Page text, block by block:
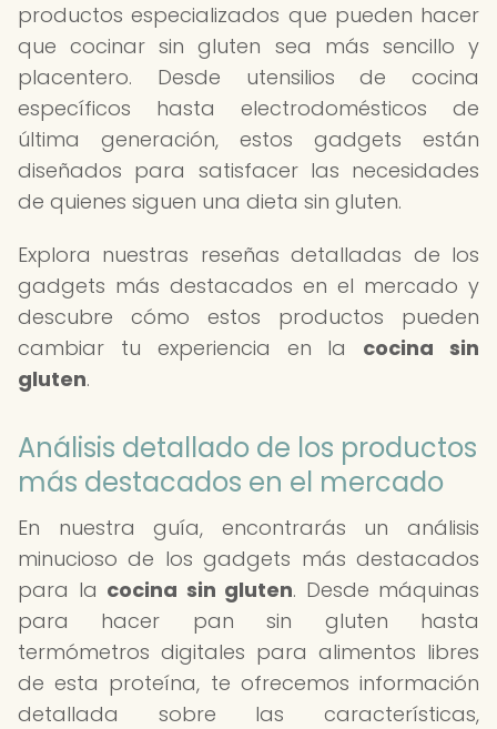
productos especializados que pueden hacer
que cocinar sin gluten sea más sencillo y
placentero. Desde utensilios de cocina
específicos hasta electrodomésticos de
última generación, estos gadgets están
diseñados para satisfacer las necesidades
de quienes siguen una dieta sin gluten.
Explora nuestras reseñas detalladas de los
gadgets más destacados en el mercado y
descubre cómo estos productos pueden
cambiar tu experiencia en la cocina sin
gluten.
Análisis detallado de los productos
más destacados en el mercado
En nuestra guía, encontrarás un análisis
minucioso de los gadgets más destacados
para la cocina sin gluten. Desde máquinas
para hacer pan sin gluten hasta
termómetros digitales para alimentos libres
de esta proteína, te ofrecemos información
detallada sobre las características,